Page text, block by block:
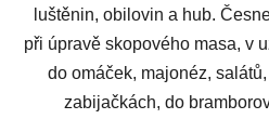
luštěnin, obilovin a hub.
při úpravě skopového masa, v
do omáček, majonéz,
zabijačkách, do